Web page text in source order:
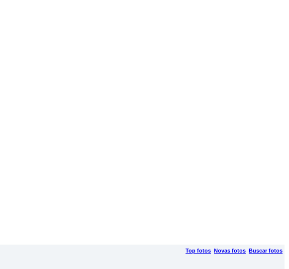
Top fotos Novas fotos Buscar fotos